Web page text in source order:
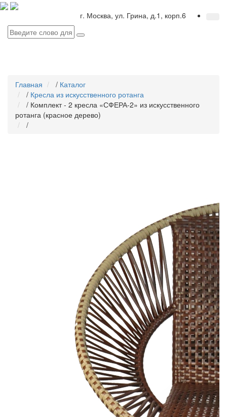
г. Москва, ул. Грина, д.1, корп.6
Главная / Каталог
/ Кресла из искусственного ротанга
/ Комплект - 2 кресла «СФЕРА-2» из искусственного
ротанга (красное дерево)
/